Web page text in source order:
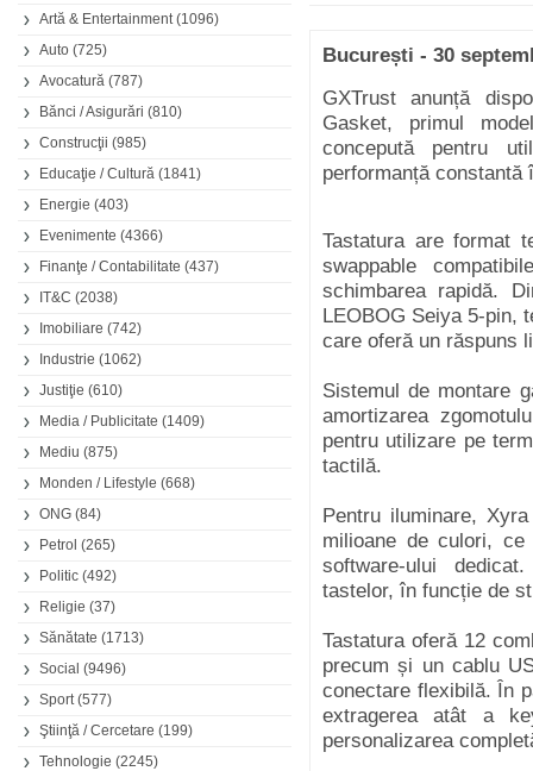
Artă & Entertainment(1096)
Auto (725)
Avocatură (787)
Bănci / Asigurări (810)
Construcţii (985)
Educaţie / Cultură (1841)
Energie (403)
Evenimente (4366)
Finanţe / Contabilitate (437)
IT&C (2038)
Imobiliare (742)
Industrie (1062)
Justiţie (610)
Media / Publicitate (1409)
Mediu (875)
Monden / Lifestyle (668)
ONG (84)
Petrol (265)
Politic (492)
Religie (37)
Sănătate (1713)
Social (9496)
Sport(577)
Ştiinţă / Cercetare (199)
Tehnologie (2245)
București - 30
GXTrust anunță
Gasket, primul
concepută pentru
performanță constantă
Tastatura are format
swappable
schimbarea rapidă.
LEOBOG Seiya 5-pin,
care oferă un răspuns
Sistemul de montare
amortizarea
pentru utilizare pe
tactilă.
Pentru iluminare,
milioane de culori, ce
software-ului
tastelor, în funcție de
Tastatura oferă 12
precum și un cablu
conectare flexibilă. În
extragerea atât a
personalizarea